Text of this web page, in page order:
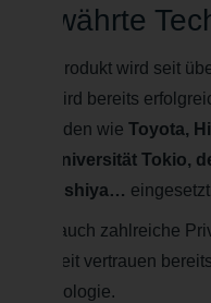
Bewährte
Das Produkt wird seit
und wird bereits
Behörden wie Toyota,
der Universität Tokio,
von Ashiya…
Aber auch zahlreiche
weltweit vertrauen
Technologie.